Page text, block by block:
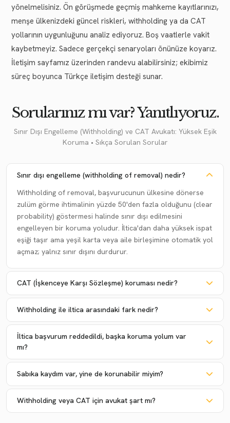
yönelmelisiniz. Ön görüşmede geçmiş mahkeme kayıtlarınızı,
menşe ülkenizdeki güncel riskleri, withholding ya da CAT
yollarının uygunluğunu analiz ediyoruz. Boş vaatlerle vakit
kaybetmeyiz. Sadece gerçekçi senaryoları önünüze koyarız.
İletişim sayfamız üzerinden randevu alabilirsiniz; ekibimiz
süreç boyunca Türkçe iletişim desteği sunar.
Sorularınız mı var? Yanıtlıyoruz.
Sınır Dışı Engelleme (Withholding) ve CAT Avukatı: Yüksek Eşik
Koruma • Sıkça Sorulan Sorular
Sınır dışı engelleme (withholding of removal) nedir?
Withholding of removal, başvurucunun ülkesine dönerse
zulüm görme ihtimalinin yüzde 50'den fazla olduğunu (clear
probability) göstermesi halinde sınır dışı edilmesini
engelleyen bir koruma yoludur. İltica'dan daha yüksek ispat
eşiği taşır ama yeşil karta veya aile birleşimine otomatik yol
açmaz; yalnız sınır dışını durdurur.
CAT (İşkenceye Karşı Sözleşme) koruması nedir?
Withholding ile iltica arasındaki fark nedir?
İltica başvurum reddedildi, başka koruma yolum var
mı?
Sabıka kaydım var, yine de korunabilir miyim?
Withholding veya CAT için avukat şart mı?